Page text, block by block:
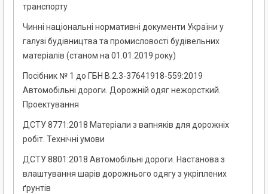
транспорту
Чинні національні нормативні документи України у
галузі будівництва та промисловості будівельних
матеріалів (станом на 01.01.2019 року)
Посібник № 1 до ГБН В.2.3-37641918-559:2019
Автомобільні дороги. Дорожній одяг нежорсткий.
Проектування
ДСТУ 8771:2018 Матеріали з вапняків для дорожніх
робіт. Технічні умови
ДСТУ 8801:2018 Автомобільні дороги. Настанова з
влаштування шарів дорожнього одягу з укріплених
ґрунтів